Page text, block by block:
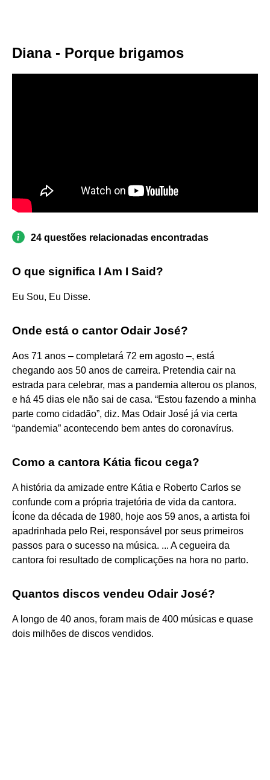
Diana - Porque brigamos
24 questões relacionadas encontradas
O que significa I Am I Said?
Eu Sou, Eu Disse.
Onde está o cantor Odair José?
Aos 71 anos – completará 72 em agosto –, está
chegando aos 50 anos de carreira. Pretendia cair na
estrada para celebrar, mas a pandemia alterou os planos,
e há 45 dias ele não sai de casa. “Estou fazendo a minha
parte como cidadão”, diz. Mas Odair José já via certa
“pandemia” acontecendo bem antes do coronavírus.
Como a cantora Kátia ficou cega?
A história da amizade entre Kátia e Roberto Carlos se
confunde com a própria trajetória de vida da cantora.
Ícone da década de 1980, hoje aos 59 anos, a artista foi
apadrinhada pelo Rei, responsável por seus primeiros
passos para o sucesso na música. ... A cegueira da
cantora foi resultado de complicações na hora no parto.
Quantos discos vendeu Odair José?
A longo de 40 anos, foram mais de 400 músicas e quase
dois milhões de discos vendidos.